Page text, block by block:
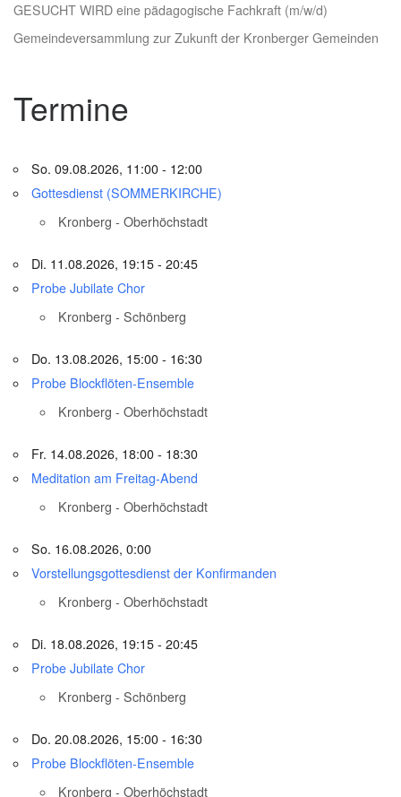
GESUCHT WIRD eine pädagogische Fachkraft (m/w/d)
Gemeindeversammlung zur Zukunft der Kronberger Gemeinden
Termine
So. 09.08.2026, 11:00 - 12:00
Gottesdienst (SOMMERKIRCHE)
Kronberg - Oberhöchstadt
Di. 11.08.2026, 19:15 - 20:45
Probe Jubilate Chor
Kronberg - Schönberg
Do. 13.08.2026, 15:00 - 16:30
Probe Blockflöten-Ensemble
Kronberg - Oberhöchstadt
Fr. 14.08.2026, 18:00 - 18:30
Meditation am Freitag-Abend
Kronberg - Oberhöchstadt
So. 16.08.2026, 0:00
Vorstellungsgottesdienst der Konfirmanden
Kronberg - Oberhöchstadt
Di. 18.08.2026, 19:15 - 20:45
Probe Jubilate Chor
Kronberg - Schönberg
Do. 20.08.2026, 15:00 - 16:30
Probe Blockflöten-Ensemble
Kronberg - Oberhöchstadt